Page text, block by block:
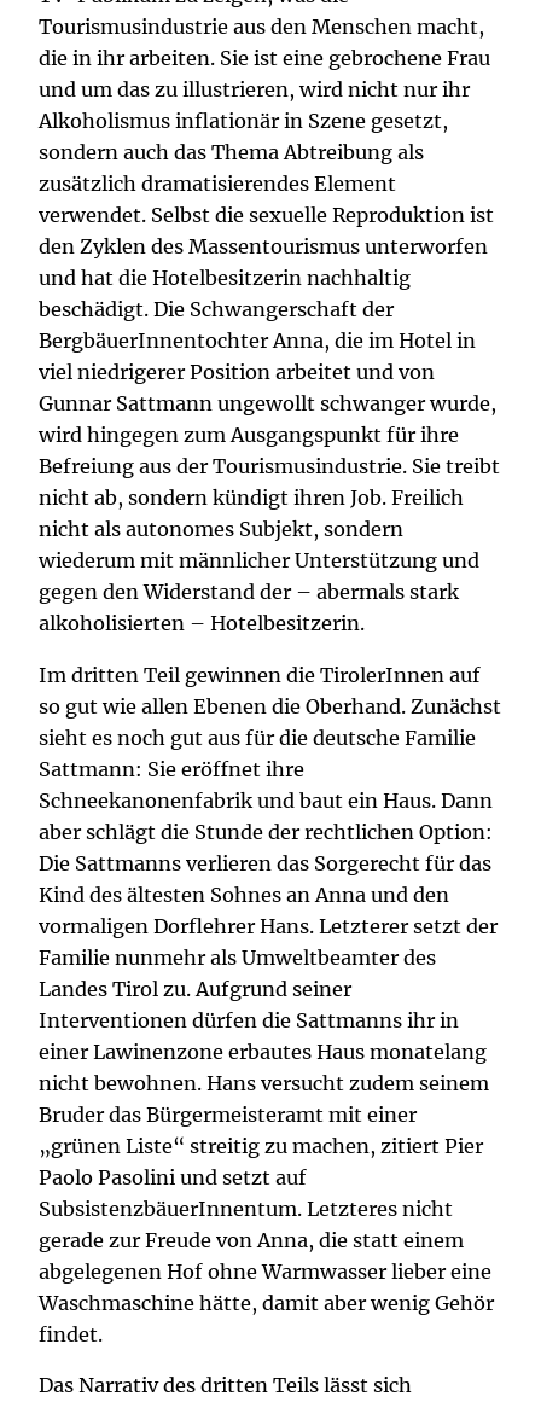
Tourismusindustrie aus den Menschen macht,
die in ihr arbeiten. Sie ist eine gebrochene Frau
und um das zu illustrieren, wird nicht nur ihr
Alkoholismus inflationär in Szene gesetzt,
sondern auch das Thema Abtreibung als
zusätzlich dramatisierendes Element
verwendet. Selbst die sexuelle Reproduktion ist
den Zyklen des Massentourismus unterworfen
und hat die Hotelbesitzerin nachhaltig
beschädigt. Die Schwangerschaft der
BergbäuerInnentochter Anna, die im Hotel in
viel niedrigerer Position arbeitet und von
Gunnar Sattmann ungewollt schwanger wurde,
wird hingegen zum Ausgangspunkt für ihre
Befreiung aus der Tourismusindustrie. Sie treibt
nicht ab, sondern kündigt ihren Job. Freilich
nicht als autonomes Subjekt, sondern
wiederum mit männlicher Unterstützung und
gegen den Widerstand der – abermals stark
alkoholisierten – Hotelbesitzerin.
Im dritten Teil gewinnen die TirolerInnen auf
so gut wie allen Ebenen die Oberhand. Zunächst
sieht es noch gut aus für die deutsche Familie
Sattmann: Sie eröffnet ihre
Schneekanonenfabrik und baut ein Haus. Dann
aber schlägt die Stunde der rechtlichen Option:
Die Sattmanns verlieren das Sorgerecht für das
Kind des ältesten Sohnes an Anna und den
vormaligen Dorflehrer Hans. Letzterer setzt der
Familie nunmehr als Umweltbeamter des
Landes Tirol zu. Aufgrund seiner
Interventionen dürfen die Sattmanns ihr in
einer Lawinenzone erbautes Haus monatelang
nicht bewohnen. Hans versucht zudem seinem
Bruder das Bürgermeisteramt mit einer
„grünen Liste“ streitig zu machen, zitiert Pier
Paolo Pasolini und setzt auf
SubsistenzbäuerInnentum. Letzteres nicht
gerade zur Freude von Anna, die statt einem
abgelegenen Hof ohne Warmwasser lieber eine
Waschmaschine hätte, damit aber wenig Gehör
findet.
Das Narrativ des dritten Teils lässt sich